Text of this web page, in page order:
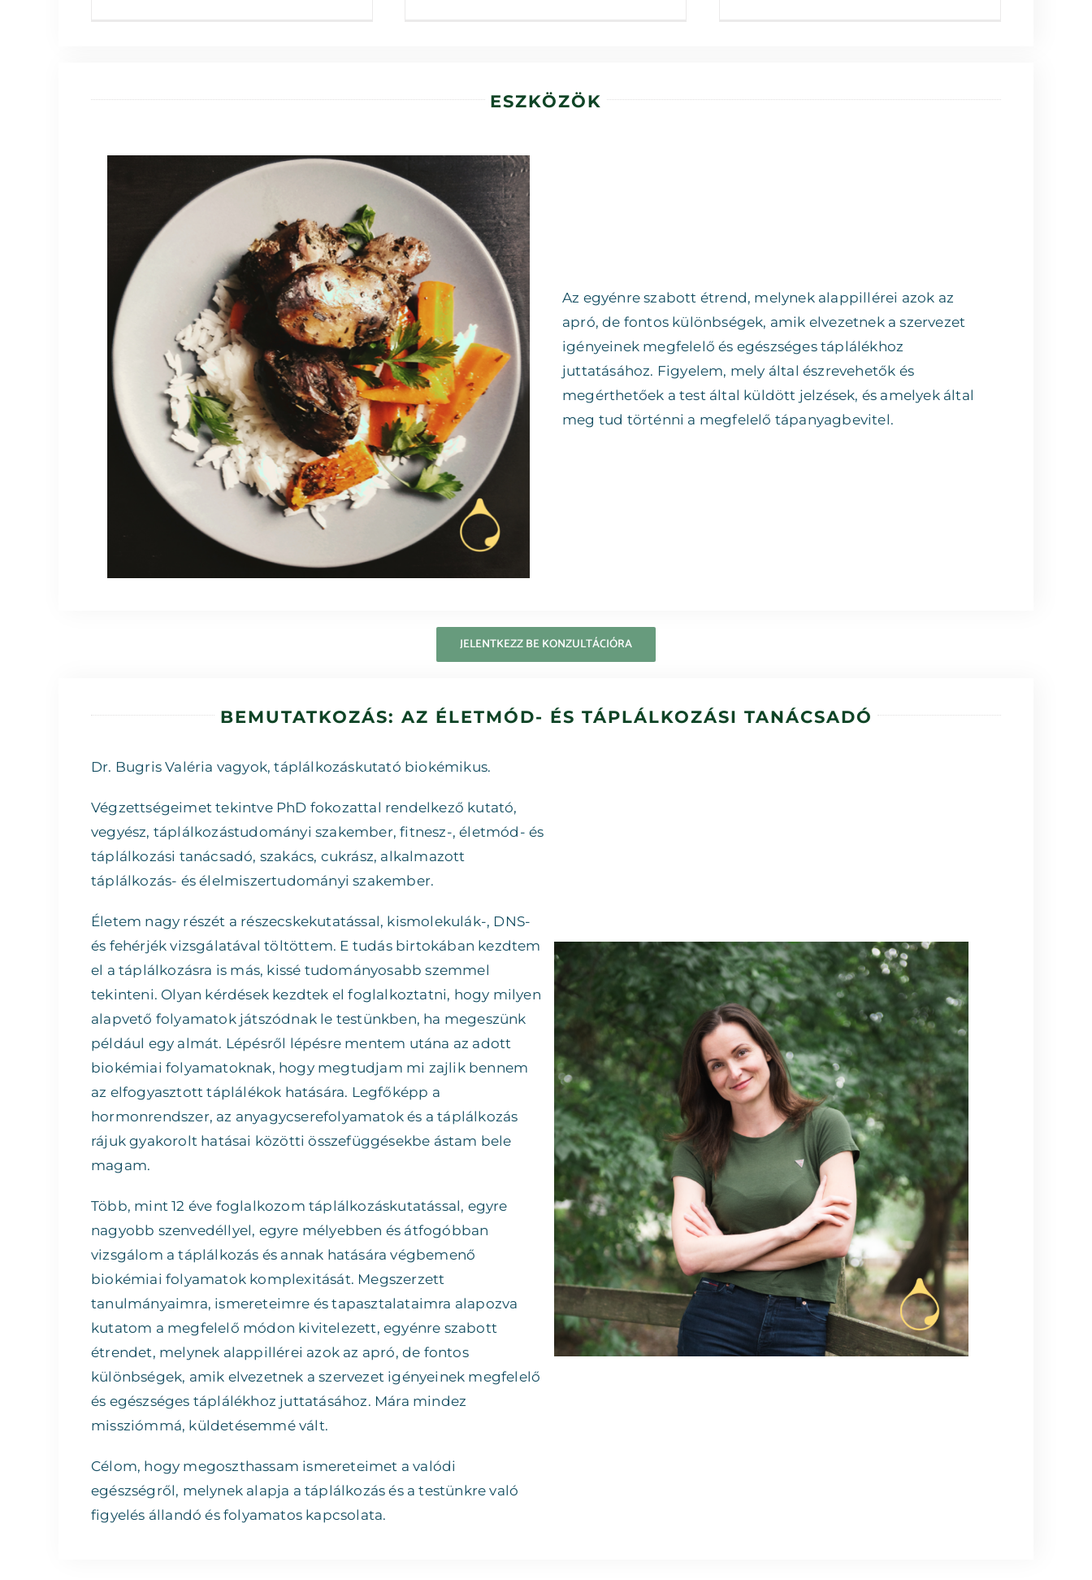
ESZKÖZÖK
Az egyénre szabott étrend, melynek alappillérei azok az
apró, de fontos különbségek, amik elvezetnek a szervezet
igényeinek megfelelő és egészséges táplálékhoz
juttatásához. Figyelem, mely által észrevehetők és
megérthetőek a test által küldött jelzések, és amelyek által
meg tud történni a megfelelő tápanyagbevitel.
JELENTKEZZ BE KONZULTÁCIÓRA
BEMUTATKOZÁS: AZ ÉLETMÓD- ÉS TÁPLÁLKOZÁSI TANÁCSADÓ
Dr. Bugris Valéria vagyok, táplálkozáskutató biokémikus.
Végzettségeimet tekintve PhD fokozattal rendelkező kutató,
vegyész, táplálkozástudományi szakember, fitnesz-, életmód- és
táplálkozási tanácsadó, szakács, cukrász, alkalmazott
táplálkozás- és élelmiszertudományi szakember.
Életem nagy részét a részecskekutatással, kismolekulák-, DNS-
és fehérjék vizsgálatával töltöttem. E tudás birtokában kezdtem
el a táplálkozásra is más, kissé tudományosabb szemmel
tekinteni. Olyan kérdések kezdtek el foglalkoztatni, hogy milyen
alapvető folyamatok játszódnak le testünkben, ha megeszünk
például egy almát. Lépésről lépésre mentem utána az adott
biokémiai folyamatoknak, hogy megtudjam mi zajlik bennem
az elfogyasztott táplálékok hatására. Legfőképp a
hormonrendszer, az anyagycserefolyamatok és a táplálkozás
rájuk gyakorolt hatásai közötti összefüggésekbe ástam bele
magam.
Több, mint 12 éve foglalkozom táplálkozáskutatással, egyre
nagyobb szenvedéllyel, egyre mélyebben és átfogóbban
vizsgálom a táplálkozás és annak hatására végbemenő
biokémiai folyamatok komplexitását. Megszerzett
tanulmányaimra, ismereteimre és tapasztalataimra alapozva
kutatom a megfelelő módon kivitelezett, egyénre szabott
étrendet, melynek alappillérei azok az apró, de fontos
különbségek, amik elvezetnek a szervezet igényeinek megfelelő
és egészséges táplálékhoz juttatásához. Mára mindez
missziómmá, küldetésemmé vált.
Célom, hogy megoszthassam ismereteimet a valódi
egészségről, melynek alapja a táplálkozás és a testünkre való
figyelés állandó és folyamatos kapcsolata.